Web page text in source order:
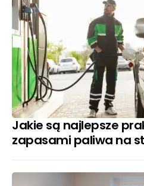
Jakie są najlepsze
zapasami paliwa na